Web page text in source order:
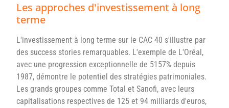
Les approches d'investissement à long
terme
L'investissement à long terme sur le CAC 40 s'illustre par
des success stories remarquables. L'exemple de L'Oréal,
avec une progression exceptionnelle de 5157% depuis
1987, démontre le potentiel des stratégies patrimoniales.
Les grands groupes comme Total et Sanofi, avec leurs
capitalisations respectives de 125 et 94 milliards d'euros,